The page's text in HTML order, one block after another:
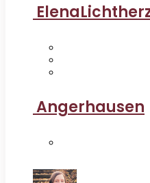
Angerhausen